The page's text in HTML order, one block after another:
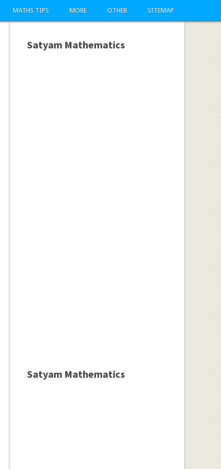
MATHS TIPS MORE OTHER SITEMAP
Satyam Mathematics
Satyam Mathematics